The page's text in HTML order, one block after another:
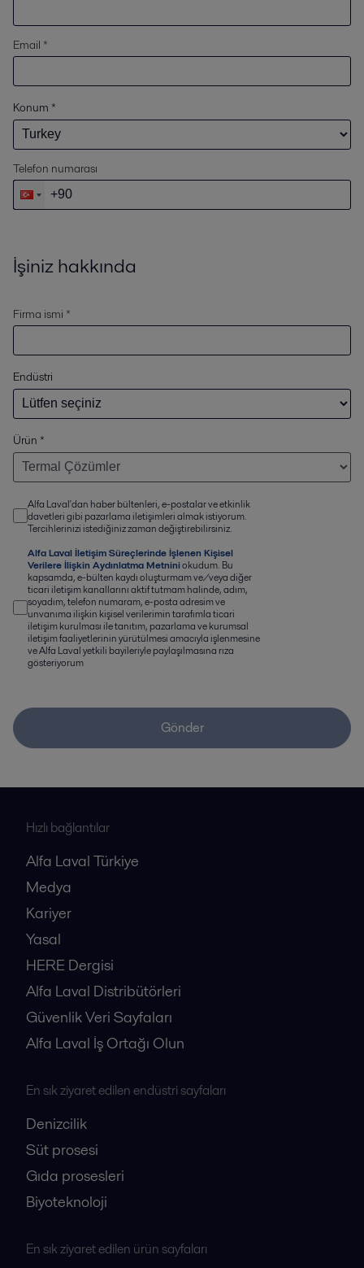
Email *
Konum *
Telefon numarası
İşiniz hakkında
Firma ismi *
Endüstri
Ürün *
Alfa Laval'dan haber bültenleri, e-postalar ve etkinlik
davetleri gibi pazarlama iletişimleri almak istiyorum.
Tercihlerinizi istediğiniz zaman değiştirebilirsiniz.
Alfa Laval İletişim Süreçlerinde İşlenen Kişisel
Verilere İlişkin Aydınlatma Metniniokudum. Bu
kapsamda, e-bülten kaydı oluşturmam ve/veya diğer
ticari iletişim kanallarını aktif tutmam halinde, adım,
soyadım, telefon numaram, e-posta adresim ve
unvanıma ilişkin kişisel verilerimin tarafımla ticari
iletişim kurulması ile tanıtım, pazarlama ve kurumsal
iletişim faaliyetlerinin yürütülmesi amacıyla işlenmesine
ve Alfa Laval yetkili bayileriyle paylaşılmasına rıza
gösteriyorum
Gönder
Hızlı bağlantılar
Alfa Laval Türkiye
Medya
Kariyer
Yasal
HERE Dergisi
Alfa Laval Distribütörleri
Güvenlik Veri Sayfaları
Alfa Laval İş Ortağı Olun
En sık ziyaret edilen endüstri sayfaları
Denizcilik
Süt prosesi
Gıda prosesleri
Biyoteknoloji
En sık ziyaret edilen ürün sayfaları